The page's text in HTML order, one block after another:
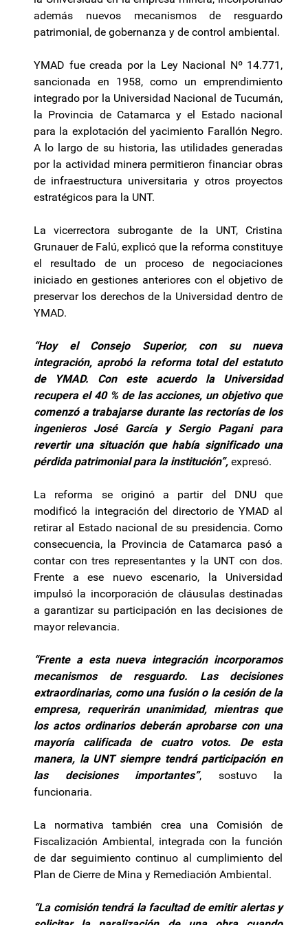
además nuevos mecanismos de resguardo
patrimonial, de gobernanza y de control ambiental.
YMAD fue creada por la Ley Nacional Nº 14.771,
sancionada en 1958, como un emprendimiento
integrado por la Universidad Nacional de Tucumán,
la Provincia de Catamarca y el Estado nacional
para la explotación del yacimiento Farallón Negro.
A lo largo de su historia, las utilidades generadas
por la actividad minera permitieron financiar obras
de infraestructura universitaria y otros proyectos
estratégicos para la UNT.
La vicerrectora subrogante de la UNT, Cristina
Grunauer de Falú, explicó que la reforma constituye
el resultado de un proceso de negociaciones
iniciado en gestiones anteriores con el objetivo de
preservar los derechos de la Universidad dentro de
YMAD.
“Hoy el Consejo Superior, con su nueva
integración, aprobó la reforma total del estatuto
de YMAD. Con este acuerdo la Universidad
recupera el 40 % de las acciones, un objetivo que
comenzó a trabajarse durante las rectorías de los
ingenieros José García y Sergio Pagani para
revertir una situación que había significado una
pérdida patrimonial para la institución”, expresó.
La reforma se originó a partir del DNU que
modificó la integración del directorio de YMAD al
retirar al Estado nacional de su presidencia. Como
consecuencia, la Provincia de Catamarca pasó a
contar con tres representantes y la UNT con dos.
Frente a ese nuevo escenario, la Universidad
impulsó la incorporación de cláusulas destinadas
a garantizar su participación en las decisiones de
mayor relevancia.
“Frente a esta nueva integración incorporamos
mecanismos de resguardo. Las decisiones
extraordinarias, como una fusión o la cesión de la
empresa, requerirán unanimidad, mientras que
los actos ordinarios deberán aprobarse con una
mayoría calificada de cuatro votos. De esta
manera, la UNT siempre tendrá participación en
las decisiones importantes”, sostuvo la
funcionaria.
La normativa también crea una Comisión de
Fiscalización Ambiental, integrada con la función
de dar seguimiento continuo al cumplimiento del
Plan de Cierre de Mina y Remediación Ambiental.
“La comisión tendrá la facultad de emitir alertas y